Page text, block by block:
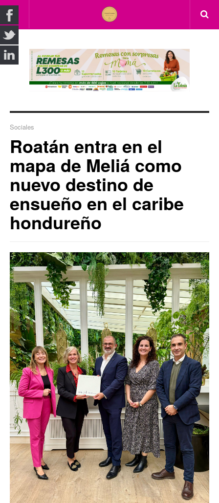
Sociales
Roatán entra en el
mapa de Meliá como
nuevo destino de
ensueño en el caribe
hondureño